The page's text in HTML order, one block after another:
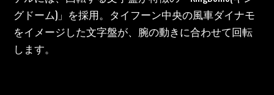
グドーム)」を採用。タイフーン中央の風車ダイナモ
をイメージした文字盤が、腕の動きに合わせて回転
します。